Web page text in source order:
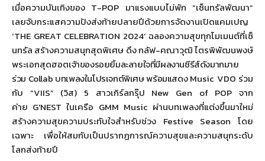
เมื่อความบันเทิงของ T-POP มาแรงแบบไม่พัก “เซ็นทรัลพัฒนา”
เลยจับกระแสความปังส่งท้ายปลายปีด้วยการจัดงานเปิดแคมเปญ
‘THE GREAT CELEBRATION 2024’ ฉลองความสุขทุกโมเมนต์ที่เซ็
นทรัล สร้างความสนุกสุดพิเศษ ดึง กลัฟ-คณาวุฒิ ไตรพิพัฒนพงษ์
พระเอกสุดฮอตเจ้าของรอยยิ้มละลายใจที่มีผลงานซีรีส์ดังมากมาย
ร่วม Collab บทเพลงในโปรเจกต์พิเศษ พร้อมแสดง Music VDO ร่วม
กับ “VIIS” (วิส) 5 สาวเกิร์ลกรุ๊ป New Gen of POP จาก
ค่าย G'NESTในเครือ GMM Music ผ่านบทเพลงที่แต่งขึ้นมาใหม่
สร้างความสุขความประทับใจสำหรับช่วง Festive Season โดย
เฉพาะ เพื่อให้สมกับเป็นปรากฏการณ์ความสุขและความสนุกระดับ
โลกส่งท้ายปี